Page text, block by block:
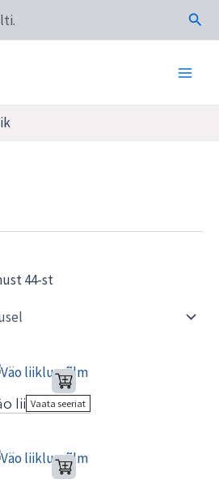
Otsi
44-st
liiklussõlm
Vaata seeriat